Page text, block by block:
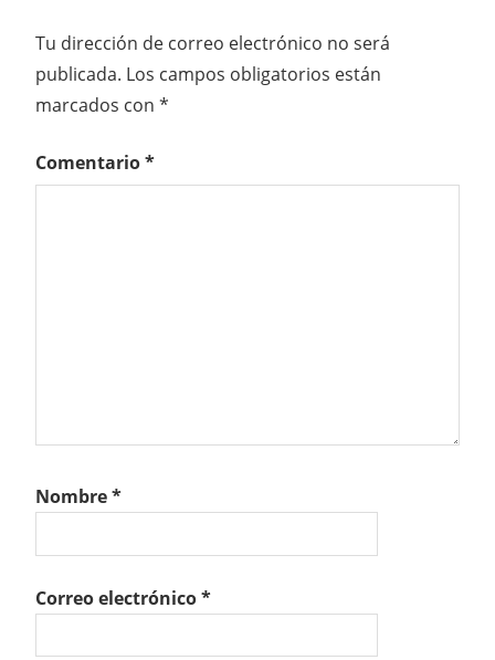
Tu dirección de correo electrónico no será
publicada. Los campos obligatorios están
marcados con *
Comentario*
Nombre*
Correo electrónico*